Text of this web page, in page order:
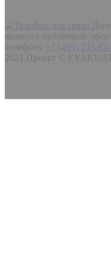
является публичной
телефону
+7 (495) 235-
2021 Проект ©